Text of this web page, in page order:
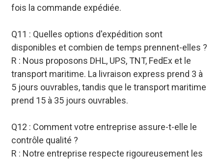
fois la commande expédiée.
Q11 : Quelles options d'expédition sont
disponibles et combien de temps prennent-elles ?
R : Nous proposons DHL, UPS, TNT, FedEx et le
transport maritime. La livraison express prend 3 à
5 jours ouvrables, tandis que le transport maritime
prend 15 à 35 jours ouvrables.
Q12 : Comment votre entreprise assure-t-elle le
contrôle qualité ?
R : Notre entreprise respecte rigoureusement les